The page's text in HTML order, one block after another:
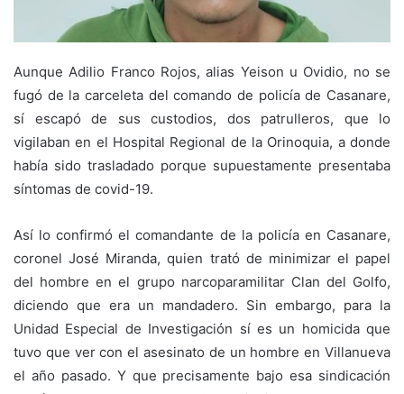
Aunque Adilio Franco Rojos, alias Yeison u Ovidio, no se
fugó de la carceleta del comando de policía de Casanare,
sí escapó de sus custodios, dos patrulleros, que lo
vigilaban en el Hospital Regional de la Orinoquia, a donde
había sido trasladado porque supuestamente presentaba
síntomas de covid-19.
Así lo confirmó el comandante de la policía en Casanare,
coronel José Miranda, quien trató de minimizar el papel
del hombre en el grupo narcoparamilitar Clan del Golfo,
diciendo que era un mandadero. Sin embargo, para la
Unidad Especial de Investigación sí es un homicida que
tuvo que ver con el asesinato de un hombre en Villanueva
el año pasado. Y que precisamente bajo esa sindicación